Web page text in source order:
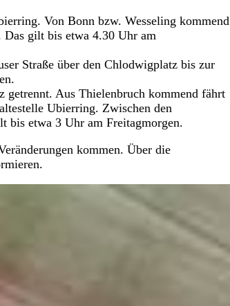
Von Bonn bzw. Wesseling kommend
gilt bis etwa 4.30 Uhr am
Straße über den Chlodwigplatz bis zur
getrennt. Aus Thielenbruch kommend fährt
Ubierring. Zwischen den
bis etwa 3 Uhr am Freitagmorgen.
kommen. Über die